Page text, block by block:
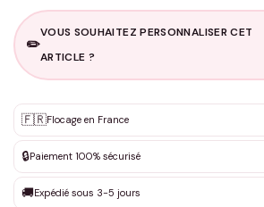
✏️
VOUS SOUHAITEZ PERSONNALISER CET
ARTICLE ?
✨ Personnalisation sur mesure
DEVIS GRATUIT · Personnalisation de 3 à
Que souhaitez-vous ?*
🇫🇷Flocage en France
🔒Paiement 100% sécurisé
🚚Expédié sous 3-5 jours